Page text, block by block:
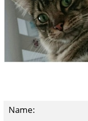
Name: